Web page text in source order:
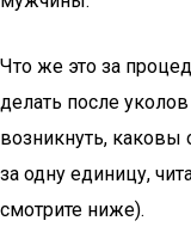
Что же это за
делать после
возникнуть,
за одну единицу,
смотрите ниже).